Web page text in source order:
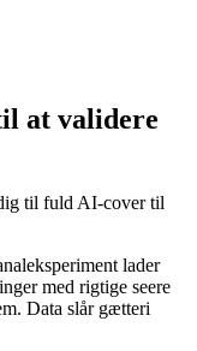
at validere
til fuld AI-cover til
lader
med rigtige seere
Data slår gætteri